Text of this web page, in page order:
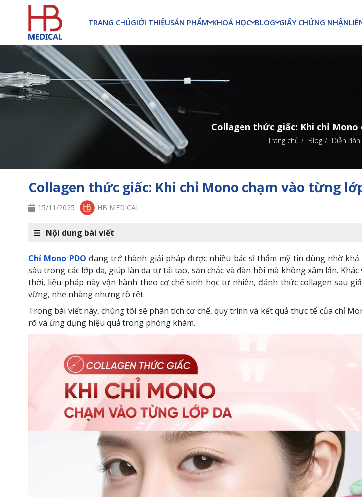
TRANG CHỦGIỚI THIỆUSẢN PHẨM KHOÁ HỌC BLOG GIẤY CHỨNG NHẬN
Collagen thức giấc: Khi chỉ
Trang chủ Blog Diễn
Collagen thức giấc: Khi chỉ Mono chạm vào từng
15/11/2025 HB MEDICAL
Nội dung bài viết
Chỉ Mono PDO đang trở thành giải pháp được nhiều bác sĩ thẩm mỹ tin dùng nhờ
sâu trong các lớp da, giúp làn da tự tái tạo, săn chắc và đàn hồi mà không xâm lấn.
thời, liệu pháp này vận hành theo cơ chế sinh học tự nhiên, đánh thức collagen sau
vững, nhẹ nhàng nhưng rõ rệt.
Trong bài viết này, chúng tôi sẽ phân tích cơ chế, quy trình và kết quả thực tế của chỉ
rõ và ứng dụng hiệu quả trong phòng khám.